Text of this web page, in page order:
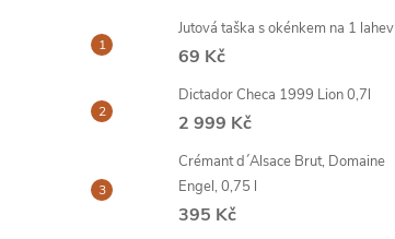
Jutová taška s okénkem na 1 lahev
69 Kč
Dictador Checa 1999 Lion 0,7l
2 999 Kč
Crémant d´Alsace Brut, Domaine
Engel, 0,75 l
395 Kč